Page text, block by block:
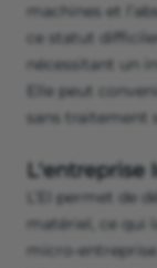
machines et
ce statut
nécessitant un
Elle peut
sans traitement
L'entreprise
L’EI permet de
matériel, ce qui
micro‑entreprise.